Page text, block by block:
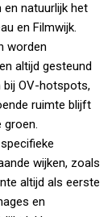
en natuurlijk het
en Filmwijk.
worden
altijd gesteund
bij OV-hotspots,
ruimte blijft
groen.
wijken, zoals
altijd als eerste
en